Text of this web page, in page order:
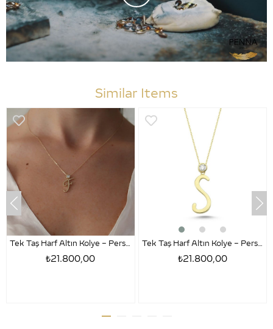
Similar Items
Tek Taş Harf Altın Kolye – Persona F Harfi
₺21.800,00
Tek Taş Harf Altın Kolye – Persona S Harfi
₺21.800,00